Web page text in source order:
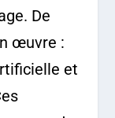
De
œuvre :
et